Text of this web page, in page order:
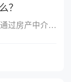
？
一、租房中介风险怎样避免通过房产中介租房、买房而受骗上当的事例